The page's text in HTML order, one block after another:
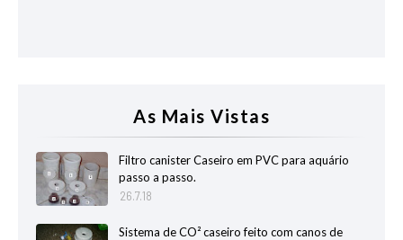
As Mais Vistas
Filtro canister Caseiro em PVC para aquário
passo a passo.
26.7.18
Sistema de CO² caseiro feito com canos de